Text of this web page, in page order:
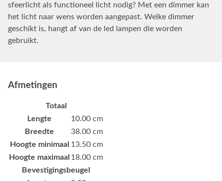
sfeerlicht als functioneel licht nodig? Met een dimmer kan
het licht naar wens worden aangepast. Welke dimmer
geschikt is, hangt af van de led lampen die worden
gebruikt.
Afmetingen
Totaal
Lengte
10.00 cm
Breedte
38.00 cm
Hoogte minimaal 13.50 cm
Hoogte maximaal 18.00 cm
Bevestigingsbeugel